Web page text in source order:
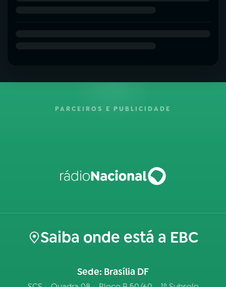
PARCEIROS E PUBLICIDADE
Saiba onde está a EBC
Sede: Brasília DF